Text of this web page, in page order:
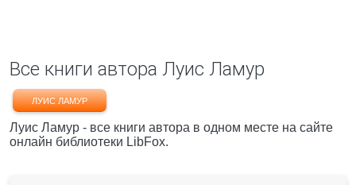
Все книги автора Луис Ламур
ЛУИС ЛАМУР
Луис Ламур - все книги автора в одном месте на сайте
онлайн библиотеки LibFox.